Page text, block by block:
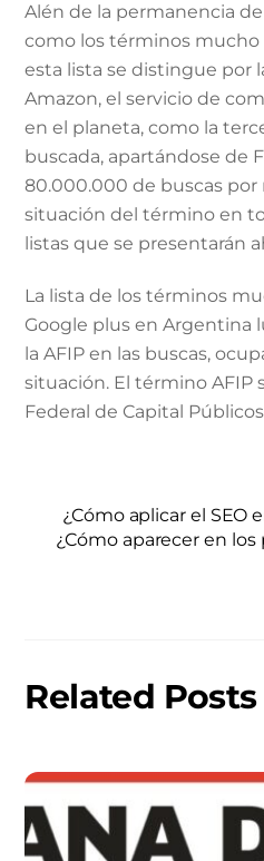
Alén de la permanencia
como los términos mucho
esta lista se distingue por
Amazon, el servicio de
en el planeta, como la
buscada, apartándose de
80.000.000 de buscas por
situación del término en
listas que se presentarán
La lista de los términos
Google plus en Argentina
la AFIP en las buscas,
situación. El término AFIP
Federal de Capital
¿Cómo aplicar el SEO
¿Cómo aparecer en
Related Posts